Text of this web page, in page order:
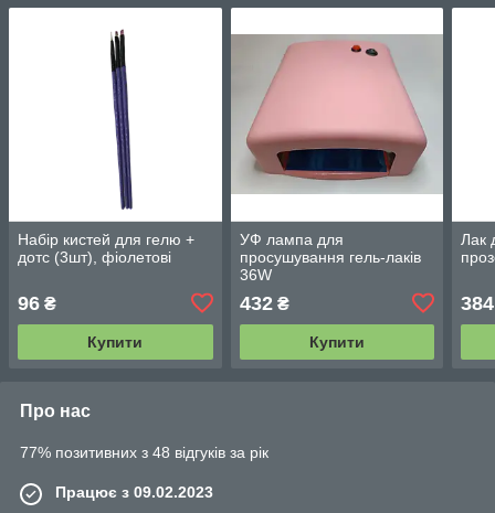
Набір кистей для гелю +
дотс (3шт), фіолетові
96 ₴
Купити
УФ лампа для
просушування гель-лаків
36W
432₴
Купити
Лак
384
Про нас
77% позитивних з 48 відгуків за рік
Працює з 09.02.2023